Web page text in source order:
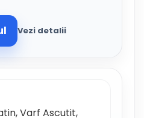
Vezi detalii